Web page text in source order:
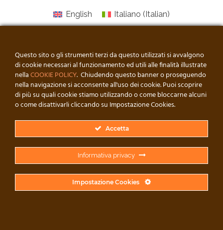
Questo sito o gli strumenti terzi da questo utilizzati si avvalgono
di cookie necessari al funzionamento ed utili alle finalità illustrate
nellaCOOKIE POLICY. Chiudendo questo banner o proseguendo
nella navigazione si acconsente all'uso dei cookie. Puoi scoprire
di più su quali cookie stiamo utilizzando o come bloccarne alcuni
o come disattivarli cliccando su Impostazione Cookies.
Accetta
Informativa privacy
Impostazione Cookies
English Italiano (Italian)
© FALEGNAMERIA DI LORENZO • DI DI LORENZO MICHELE • P. IVA:
00240510883 // DEVELOPED BY ROSARIO IEMMOLO PERZERO